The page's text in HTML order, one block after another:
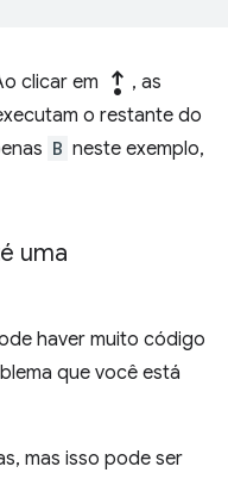
clicar em step_out , as
o restante do
B neste exemplo,
uma
haver muito código
que você está
mas isso pode ser